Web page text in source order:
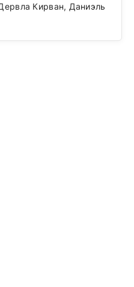
Кирван, Даниэль